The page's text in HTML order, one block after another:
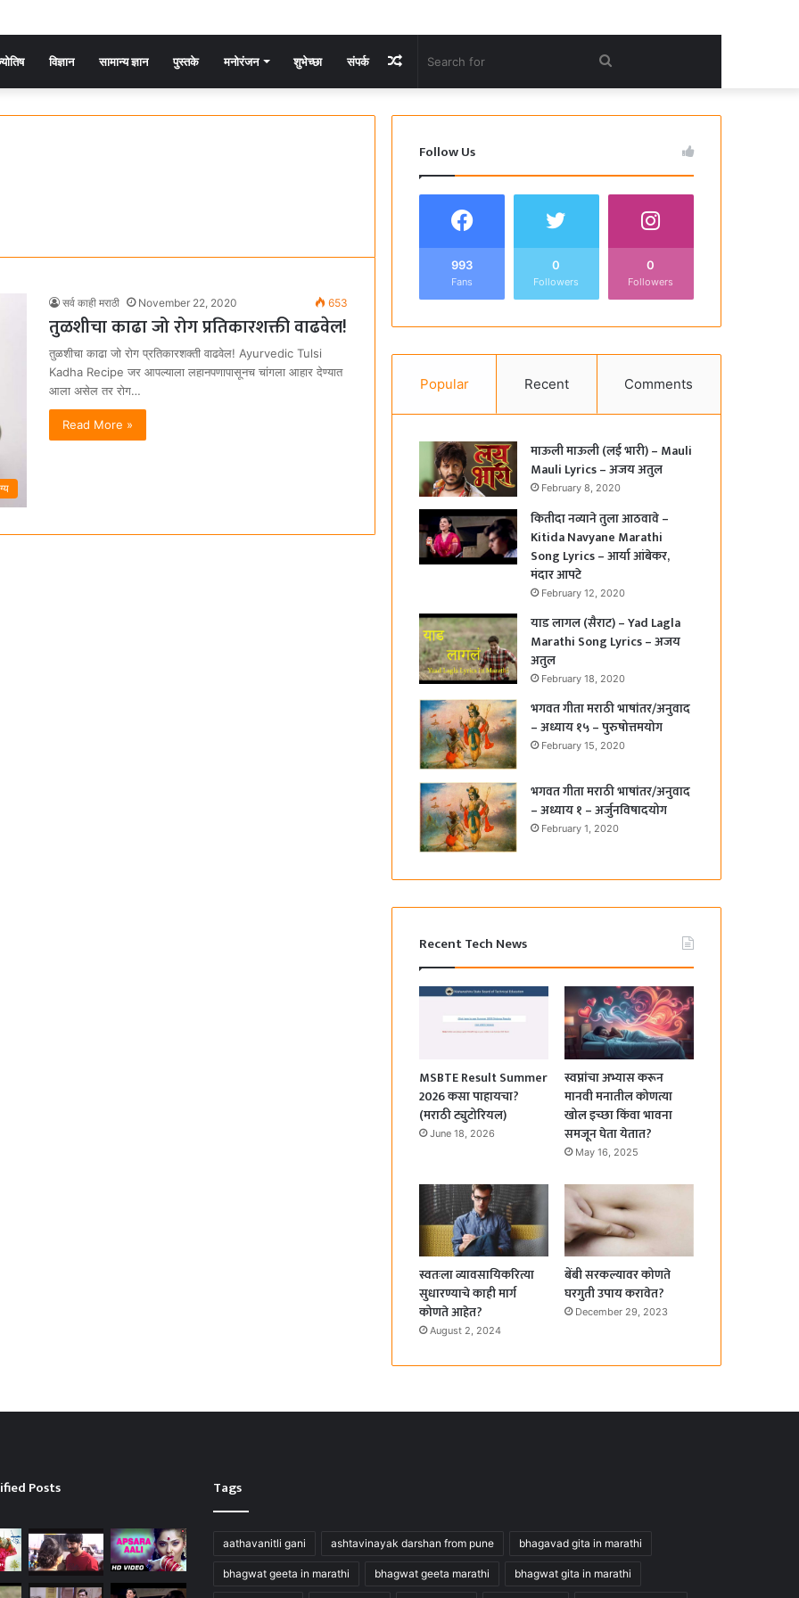
विज्ञान सामान्य ज्ञान पुस्तके मनोरंजन शुभेच्छा संपर्क Search
for
Random
Article
सर्व काही मराठी November 22, 2020 653
तुळशीचा काढा जो रोग प्रतिकारशक्ती वाढवेल!
तुळशीचा काढा जो रोग प्रतिकारशक्ती वाढवेल! Ayurvedic Tulsi
Kadha Recipe जर आपल्याला लहानपणापासूनच चांगला आहार देण्यात
आला असेल तर रोग…
Read More »
Follow Us
993
Fans
0
Followers
0
Followers
Popular Recent Comments
माऊली माऊली (लई भारी) – Mauli
Mauli Lyrics – अजय अतुल
February 8, 2020
कितीदा नव्याने तुला आठवावे –
Kitida Navyane Marathi
Song Lyrics – आर्या आंबेकर,
मंदार आपटे
February 12, 2020
याड लागल (सैराट) – Yad Lagla
Marathi Song Lyrics – अजय
अतुल
February 18, 2020
भगवत गीता मराठी भाषांतर/अनुवाद
– अध्याय १५ – पुरुषोत्तमयोग
February 15, 2020
भगवत गीता मराठी भाषांतर/अनुवाद
– अध्याय १ – अर्जुनविषादयोग
February 1, 2020
Recent Tech News
MSBTE Result Summer
2026 कसा पाहायचा?
(मराठी ट्युटोरियल)
June 18, 2026
स्वप्नांचा अभ्यास करून
मानवी मनातील कोणत्या
खोल इच्छा किंवा भावना
समजून घेता येतात?
May 16, 2025
स्वतःला व्यावसायिकरित्या
सुधारण्याचे काही मार्ग
कोणते आहेत?
August 2, 2024
बेंबी सरकल्यावर कोणते
घरगुती उपाय करावेत?
December 29, 2023
Posts Tags
aathavanitli gani ashtavinayak darshan from pune bhagavad gita in marathi
bhagwat geeta in marathi bhagwat geeta marathi bhagwat gita in marathi